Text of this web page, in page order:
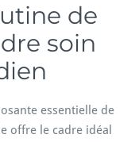
de
soin
essentielle de
offre le cadre idéal